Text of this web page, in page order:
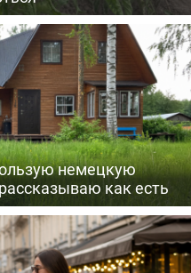
немецкую
как есть